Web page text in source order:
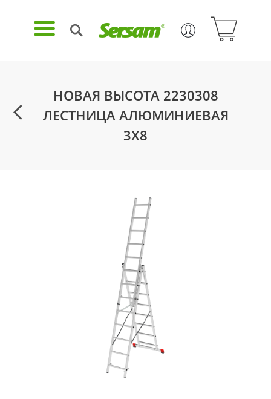
НОВАЯ ВЫСОТА 2230308
ЛЕСТНИЦА АЛЮМИНИЕВАЯ
3Х8